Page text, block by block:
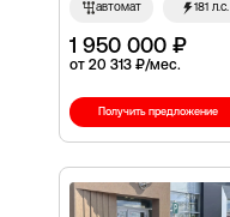
автомат 181 л.с.
1 950 000 ₽
от 20 313 ₽/мес.
Получить предложение